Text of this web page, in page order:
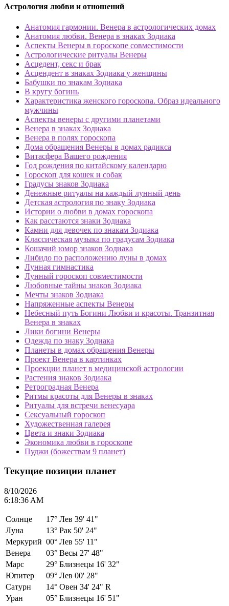
Астрология любви и отношений
Анатомия гармонии. Венера в астрологических домах
Анатомия любви. Венера в знаках Зодиака
Аспекты Венеры в гороскопе совместимости
Астрологические ритуалы Венеры
Асцедент, секс и брак
Асцендент в знаках Зодиака у женщины
Бабушки по знакам Зодиака
В кругу богинь
Характеристика женского гороскопа. Образ идеального
мужчины
Аспекты венеры с другими планетами
Венера в знаках Зодиака
Венера в полях гороскопа
Дома обращения Венеры в домах радикса
Витасфера Вашего рождения
Год рождения по китайскому календарю
Гороскоп для кошек и собак
Градусы знаков Зодиака
Денежные ритуалы на каждый лунный день
Детская астрология по знаку Зодиака
Истории о любви в домах гороскопа
Как расстаются знаки Зодиака
Камни для девочек по знакам Зодиака
Классическая музыка по градусам Зодиака
Кошачий юмор знаков Зодиака
Либидо по расположению луны в домах
Лунная гимнастика
Лунный гороскоп совместимости
Любовные тайны знаков Зодиака
Мечты знаков Зодиака
Напряженные аспекты Венеры
Небесный путь Богини Любви и красоты. Транзитная
Венера в знаках
Лики богини Венеры
Одежда по знаку Зодиака
Планеты в домах обращения Венеры
Проект Венера в картинках
Проекции планет в медицинской астрологии
Растения знаков Зодиака
Ретроградная Венера
Ритмы красоты для Венеры в знаках
Ритуалы для встречи венесуара
Сексуальный гороскоп
Художественная галерея
Цвета и знаки Зодиака
Экономика любви в гороскопе
Пуджи (божествам 9 планет)
Текущие позиции планет
8/10/2026
6:18:36 AM
Солнце 17° Лев 39' 41"
Луна
13° Рак 50' 24"
Меркурий 00° Лев 55' 11"
Венера
03° Весы 27' 48"
Марс
29° Близнецы 16' 32"
Юпитер
09° Лев 00' 28"
Сатурн
14° Овен 34' 24" R
Уран
05° Близнецы 16' 51"